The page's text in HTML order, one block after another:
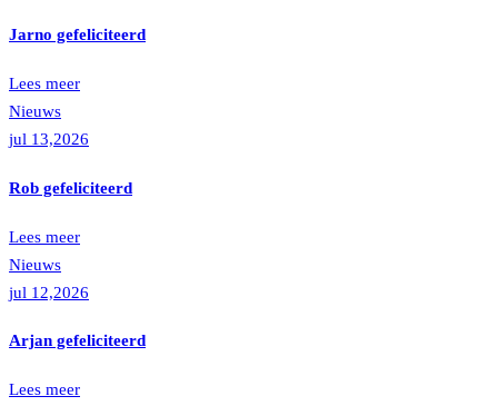
Jarno gefeliciteerd
Lees meer
Nieuws
jul 13,2026
Rob gefeliciteerd
Lees meer
Nieuws
jul 12,2026
Arjan gefeliciteerd
Lees meer